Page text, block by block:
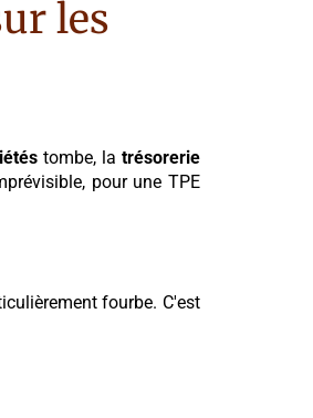
les
tombe, latrésorerie
pour une TPE
fourbe. C'est